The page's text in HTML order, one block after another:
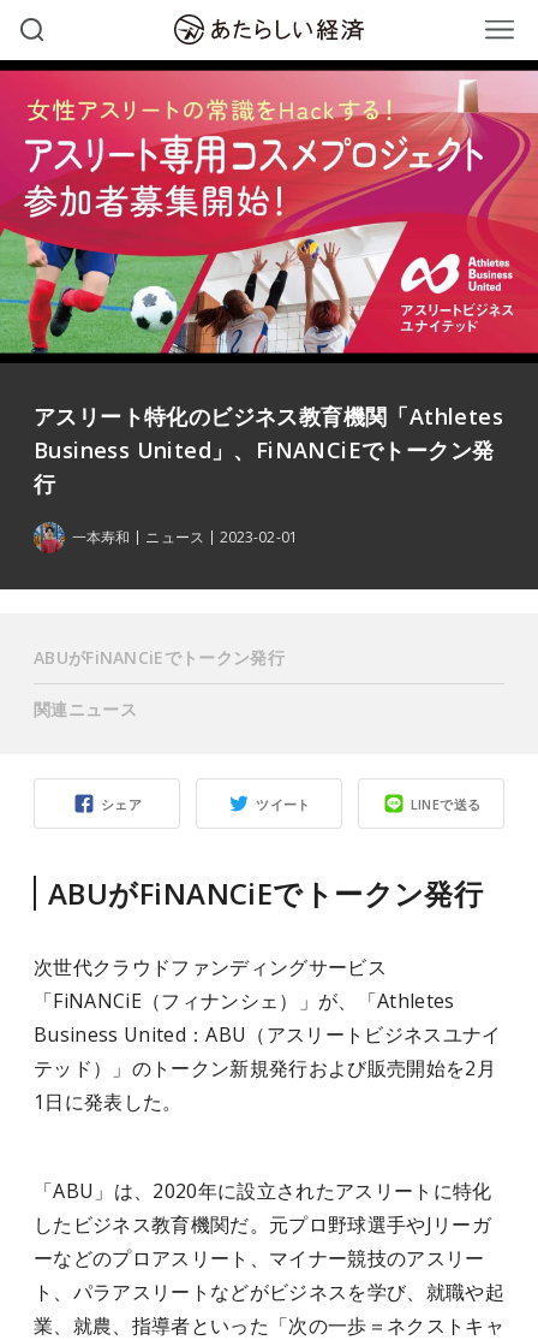
アスリート特化のビジネス教育機関「Athletes
Business United」、FiNANCiEでトークン発
行
一本寿和 ニュース 2023-02-01
シェア ツイート LINEで送る
ABUがFiNANCiEでトークン発行
次世代クラウドファンディングサービス
「FiNANCiE（フィナンシェ）」が、「Athletes
Business United：ABU（アスリートビジネスユナイ
テッド）」のトークン新規発行および販売開始を2月
1日に発表した。
「ABU」は、2020年に設立されたアスリートに特化
したビジネス教育機関だ。元プロ野球選手やJリーガ
ーなどのプロアスリート、マイナー競技のアスリー
ト、パラアスリートなどがビジネスを学び、就職や起
業、就農、指導者といった「次の一歩＝ネクストキャ
ABUがFiNANCiEでトークン発行
関連ニュース